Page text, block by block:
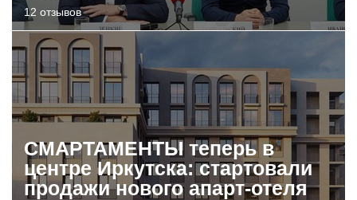
12 отзывов
СМАРТАМЕНТЫ теперь в
центре Иркутска: стартовали
продажи нового апарт-отеля